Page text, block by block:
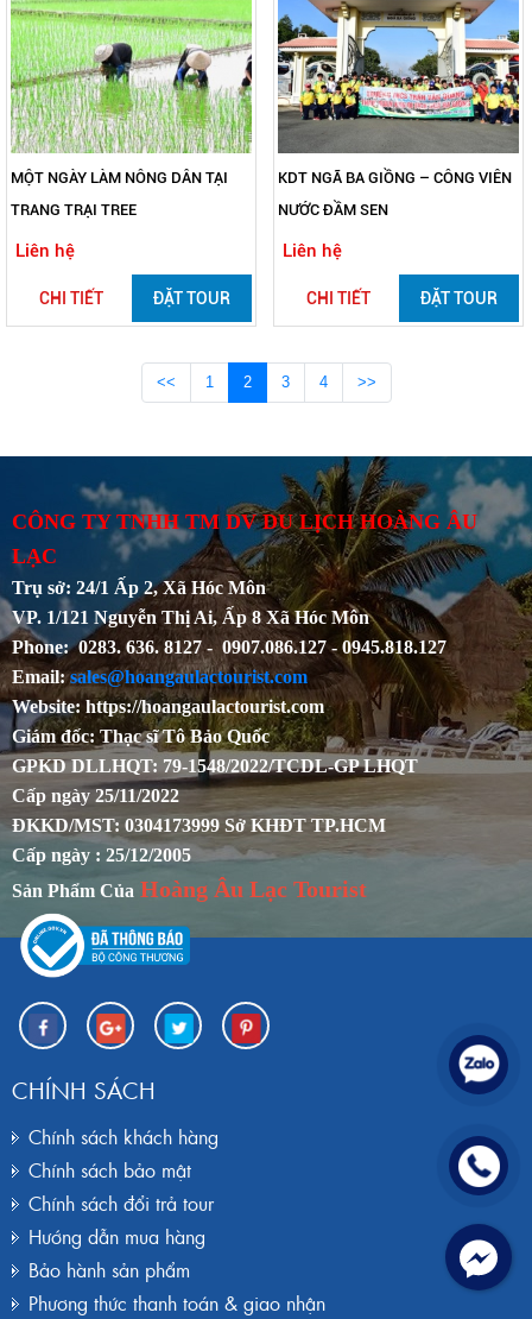
MỘT NGÀY LÀM NÔNG DÂN TẠI
TRANG TRẠI TREE
Liên hệ
CHI TIẾT ĐẶT TOUR
KDT NGÃ BA GIỒNG – CÔNG VIÊN
NƯỚC ĐẦM SEN
Liên hệ
CHI TIẾT ĐẶT TOUR
<< 1 2 3 4 >>
CÔNG TY TNHH TM DV DU LỊCH HOÀNG ÂU
LẠC
Trụ sở: 24/1 Ấp 2, Xã Hóc Môn
VP. 1/121 Nguyễn Thị Ai, Ấp 8 Xã Hóc Môn
Phone: 0283. 636. 8127 - 0907.086.127 - 0945.818.127
Email:sales@hoangaulactourist.com
Website: https://hoangaulactourist.com
Giám đốc: Thạc sĩ Tô Bảo Quốc
GPKD DLLHQT: 79-1548/2022/TCDL-GP LHQT
Cấp ngày 25/11/2022
ĐKKD/MST: 0304173999 Sở KHĐT TP.HCM
Cấp ngày : 25/12/2005
Sản Phẩm Của Hoàng Âu Lạc Tourist
CHÍNH SÁCH
Chính sách khách hàng
Chính sách bảo mật
Chính sách đổi trả tour
Hướng dẫn mua hàng
Bảo hành sản phẩm
Phương thức thanh toán & giao nhận